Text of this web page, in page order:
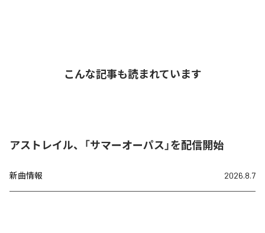
こんな記事も読まれています
アストレイル、「サマーオーパス」を配信開始
新曲情報 2026.8.7